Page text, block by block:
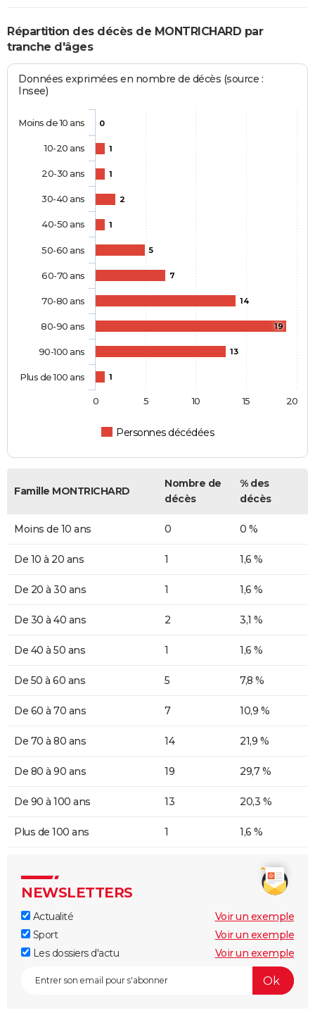
Répartition des décès de MONTRICHARD par
tranche d'âges
Données exprimées en nombre de décès (source :
Insee)
0
1
1
2
1
5
7
14
19
13
1
Personnes décédées
Moins de 10 ans
10-20 ans
20-30 ans
30-40 ans
40-50 ans
50-60 ans
60-70 ans
70-80 ans
80-90 ans
90-100 ans
Plus de 100 ans
0 5 10 15 20
Famille MONTRICHARD
Nombre de
décès
% des
décès
Moins de 10 ans 0 0 %
De 10 à 20 ans 1 1,6 %
De 20 à 30 ans 1 1,6 %
De 30 à 40 ans 2 3,1 %
De 40 à 50 ans 1 1,6 %
De 50 à 60 ans 5 7,8 %
De 60 à 70 ans 7 10,9 %
De 70 à 80 ans 14 21,9 %
De 80 à 90 ans 19 29,7 %
De 90 à 100 ans 13 20,3 %
Plus de 100 ans 1 1,6 %
NEWSLETTERS
Actualité
Voir un exemple
Sport
Voir un exemple
Les dossiers d'actu
Voir un exemple